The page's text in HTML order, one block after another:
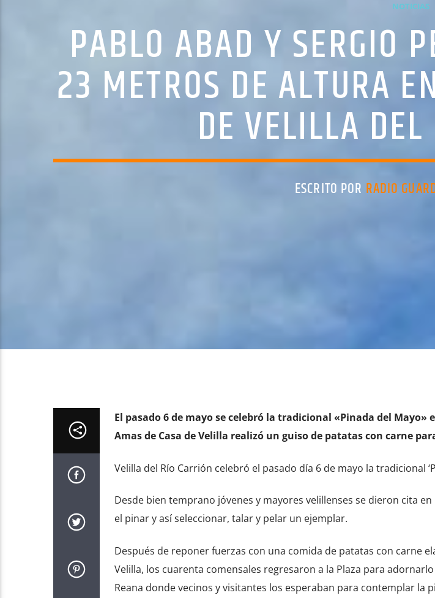
NOTICIAS
PABLO ABAD Y SERGIO
23 METROS DE ALTURA
DE VELILLA
ESCRITO POR RADIO
El pasado 6 de mayo se celebró la tradicional «Pinada del Mayo»
Amas de Casa de Velilla realizó un guiso de patatas con carne
Velilla del Río Carrión celebró el pasado día 6 de mayo la tradicional
Desde bien temprano jóvenes y mayores velillenses se dieron cita
el pinar y así seleccionar, talar y pelar un ejemplar.
Después de reponer fuerzas con una comida de patatas con carne
Velilla, los cuarenta comensales regresaron a la Plaza para
Reana donde vecinos y visitantes los esperaban para contemplar la